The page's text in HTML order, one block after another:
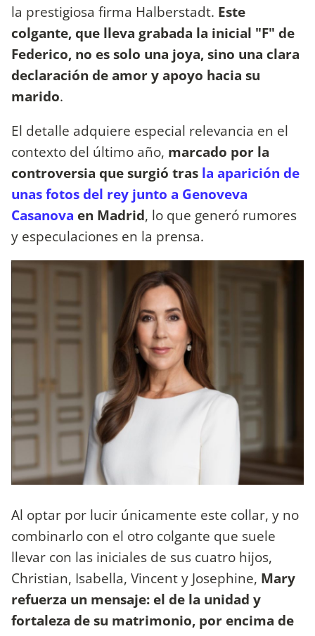
la prestigiosa firma Halberstadt. Este
colgante, que lleva grabada la inicial "F" de
Federico, no es solo una joya, sino una clara
declaración de amor y apoyo hacia su
marido.
El detalle adquiere especial relevancia en el
contexto del último año, marcado por la
controversia que surgió tras la aparición de
unas fotos del rey junto a Genoveva
Casanova en Madrid, lo que generó rumores
y especulaciones en la prensa.
Al optar por lucir únicamente este collar, y no
combinarlo con el otro colgante que suele
llevar con las iniciales de sus cuatro hijos,
Christian, Isabella, Vincent y Josephine, Mary
refuerza un mensaje: el de la unidad y
fortaleza de su matrimonio, por encima de